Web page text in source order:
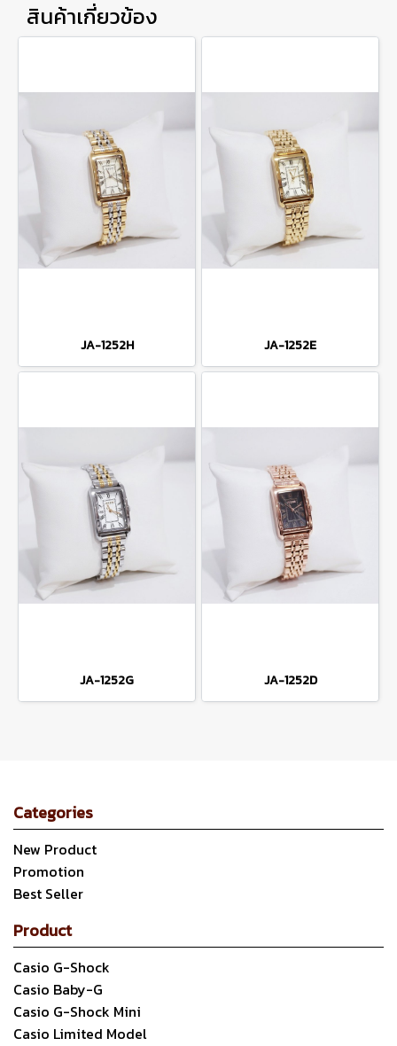
สินค้าเกี่ยวข้อง
JA-1252H JA-1252E
JA-1252G JA-1252D
Categories
New Product
Promotion
Best Seller
Product
Casio G-Shock
Casio Baby-G
Casio G-Shock Mini
Casio Limited Model